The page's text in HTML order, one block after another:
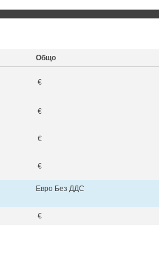
Общо
€
€
€
€
Евро Без ДДС
€